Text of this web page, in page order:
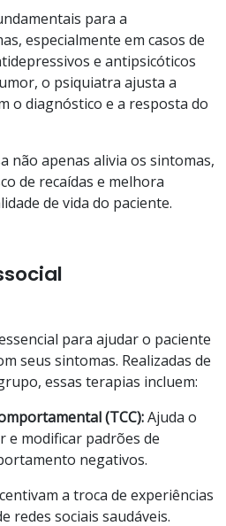
para a
especialmente em casos de
e antipsicóticos
o psiquiatra ajusta a
o diagnóstico e a resposta do
não apenas alivia os sintomas,
de recaídas e melhora
de vida do paciente.
para ajudar o paciente
seus sintomas. Realizadas de
essas terapias incluem:
(TCC):Ajuda o
e modificar padrões de
negativos.
a troca de experiências
redes sociais saudáveis.